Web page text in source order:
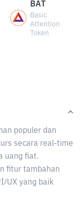
BAT
Basic
Attention
Token
populer dan
secara real-time
uang fiat.
fitur tambahan
UX yang baik